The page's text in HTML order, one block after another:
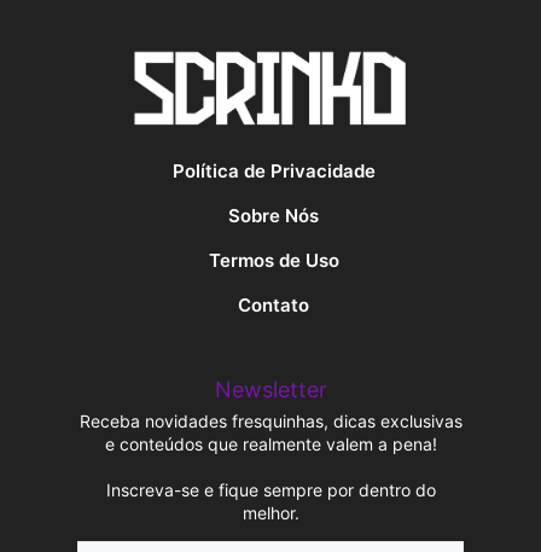
Política de Privacidade
Sobre Nós
Termos de Uso
Contato
Newsletter
Receba novidades fresquinhas, dicas exclusivas
e conteúdos que realmente valem a pena!
Inscreva-se e fique sempre por dentro do
melhor.